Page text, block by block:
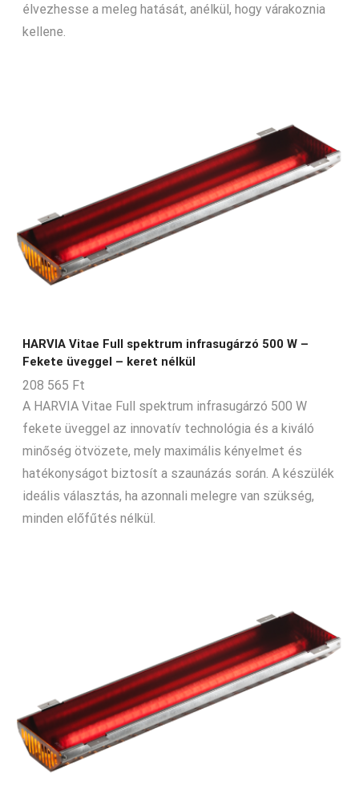
élvezhesse a meleg hatását, anélkül, hogy várakoznia
kellene.
HARVIA Vitae Full spektrum infrasugárzó 500 W –
Fekete üveggel – keret nélkül
208 565 Ft
A HARVIA Vitae Full spektrum infrasugárzó 500 W
fekete üveggel az innovatív technológia és a kiváló
minőség ötvözete, mely maximális kényelmet és
hatékonyságot biztosít a szaunázás során. A készülék
ideális választás, ha azonnali melegre van szükség,
minden előfűtés nélkül.